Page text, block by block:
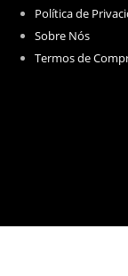
Política de
Sobre Nós
Termos de